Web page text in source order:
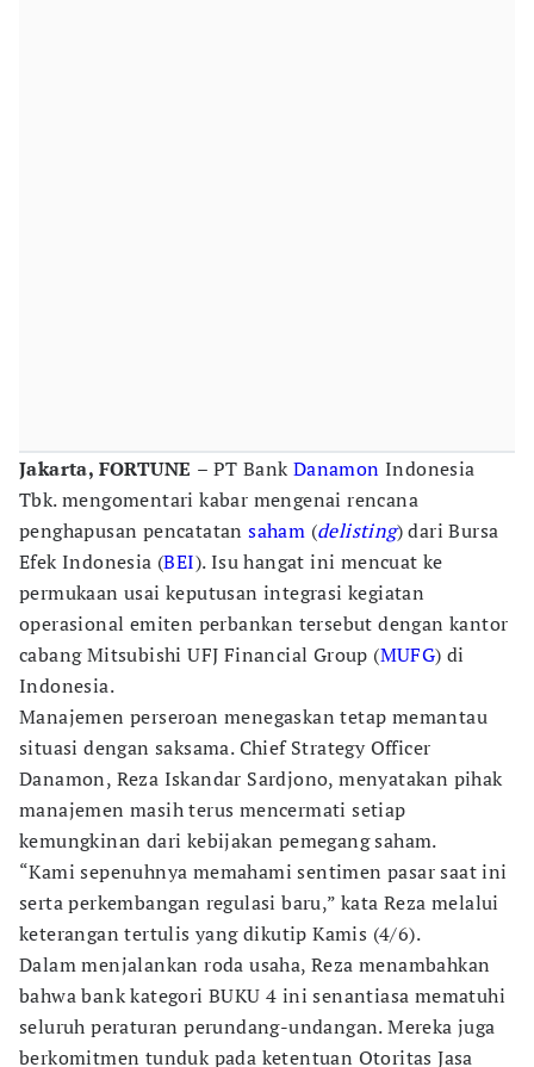
Jakarta, FORTUNE – PT BankDanamon Indonesia
Tbk. mengomentari kabar mengenai rencana
penghapusan pencatatansaham (delisting) dari Bursa
Efek Indonesia (BEI). Isu hangat ini mencuat ke
permukaan usai keputusan integrasi kegiatan
operasional emiten perbankan tersebut dengan kantor
cabang Mitsubishi UFJ Financial Group (MUFG) di
Indonesia.
Manajemen perseroan menegaskan tetap memantau
situasi dengan saksama. Chief Strategy Officer
Danamon, Reza Iskandar Sardjono, menyatakan pihak
manajemen masih terus mencermati setiap
kemungkinan dari kebijakan pemegang saham.
“Kami sepenuhnya memahami sentimen pasar saat ini
serta perkembangan regulasi baru,” kata Reza melalui
keterangan tertulis yang dikutip Kamis (4/6).
Dalam menjalankan roda usaha, Reza menambahkan
bahwa bank kategori BUKU 4 ini senantiasa mematuhi
seluruh peraturan perundang-undangan. Mereka juga
berkomitmen tunduk pada ketentuan Otoritas Jasa